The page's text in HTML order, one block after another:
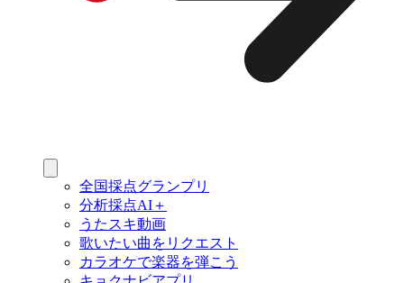
全国採点グランプリ
分析採点AI＋
うたスキ動画
歌いたい曲をリクエスト
カラオケで楽器を弾こう